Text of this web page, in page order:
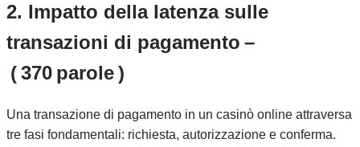
2. Impatto della latenza sulle
transazioni di pagamento –
( 370 parole )
Una transazione di pagamento in un casinò online attraversa
tre fasi fondamentali: richiesta, autorizzazione e conferma.